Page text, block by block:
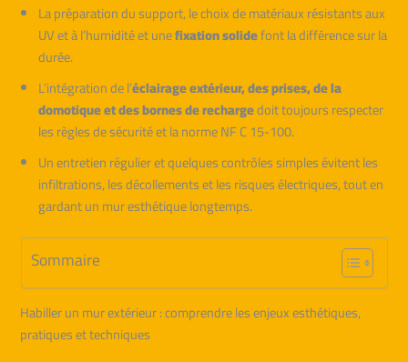
La préparation du support, le choix de matériaux résistants aux
UV et à l’humidité et unefixation solidefont la différence sur la
durée.
L’intégration de l’éclairage extérieur, des prises, de la
domotique et des bornes de rechargedoit toujours respecter
les règles de sécurité et la norme NF C 15-100.
Un entretien régulier et quelques contrôles simples évitent les
infiltrations, les décollements et les risques électriques, tout en
gardant un mur esthétique longtemps.
Sommaire
Habiller un mur extérieur : comprendre les enjeux esthétiques,
pratiques et techniques